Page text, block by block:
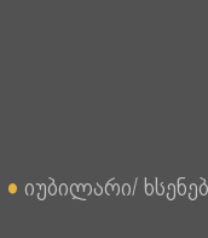
● იუბილარი/